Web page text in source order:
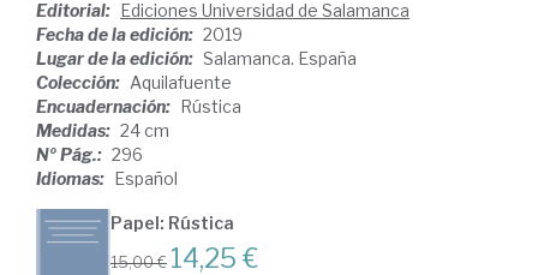
Editorial: Ediciones Universidad de Salamanca
Fecha de la edición: 2019
Lugar de la edición: Salamanca. España
Colección: Aquilafuente
Encuadernación: Rústica
Medidas: 24 cm
Nº Pág.: 296
Idiomas: Español
Papel: Rústica
15,00 € 14,25 €